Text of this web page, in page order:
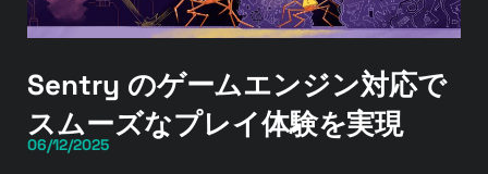
Sentry のゲームエンジン対応で
スムーズなプレイ体験を実現
06/12/2025